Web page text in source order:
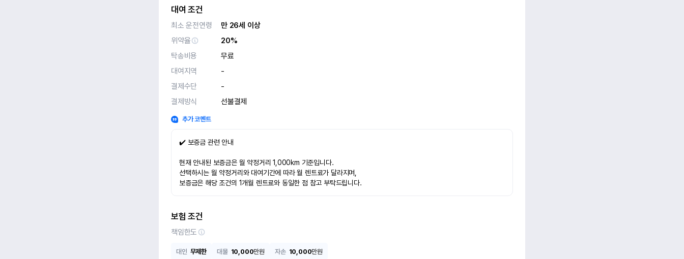
대여 조건
최소 운전연령
만 26세 이상
위약율
20%
탁송비용
무료
대여지역
-
결제수단
-
결제방식
선불결제
추가 코멘트
✔️ 보증금 관련 안내
현재 안내된 보증금은 월 약정거리 1,000km 기준입니다.
선택하시는 월 약정거리와 대여기간에 따라 월 렌트료가 달라지며,
보증금은 해당 조건의 1개월 렌트료와 동일한 점 참고 부탁드립니다.
보험 조건
책임한도
대인 무제한 대물 10,000만원 자손 10,000만원